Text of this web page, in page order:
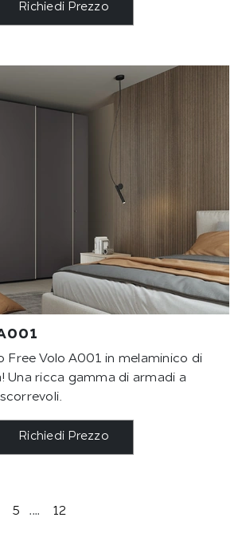
Richiedi Prezzo
Free Volo A001 in melaminico di
Una ricca gamma di armadi a
Richiedi Prezzo
5 .... 12